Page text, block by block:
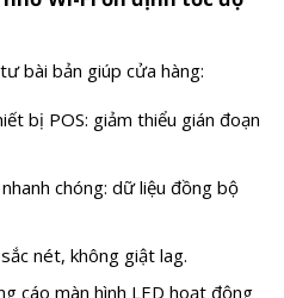
bài bản giúp cửa hàng:
bị POS: giảm thiểu gián đoạn
chóng: dữ liệu đồng bộ
nét, không giật lag.
cáo màn hình LED hoạt động